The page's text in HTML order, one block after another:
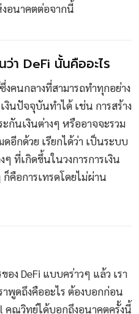
งอนาคตต่อจากนี้
า DeFi นั้นคืออะไร
งคนกลางที่สามารถทำทุกอย่าง
งินปัจจุบันทำได้ เช่น การสร้าง
กันเงินต่างๆ หรืออาจจะรวม
อีกด้วย เรียกได้ว่า เป็นระบบ
ที่เกิดขึ้นในวงการการเงิน
คือการเทรดโดยไม่ผ่าน
อง DeFi แบบคร่าวๆ แล้ว เรา
าพูดถึงคืออะไร ต้องบอกก่อน
คุณวิทย์ได้บอกถึงอนาคตครั้งนี้